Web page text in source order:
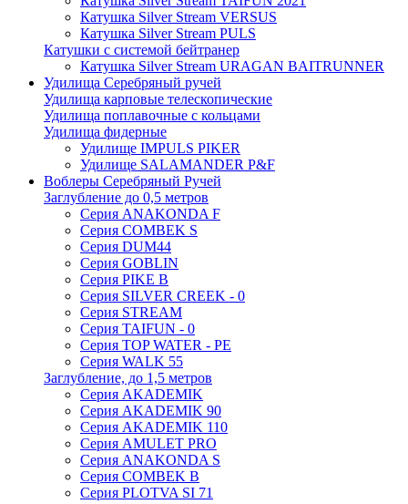
Катушка Silver Stream VERSUS
Катушка Silver Stream PULS
Катушки с системой бейтранер
Катушка Silver Stream URAGAN BAITRUNNER
Удилища Серебряный ручей
Удилища карповые телескопические
Удилища поплавочные с кольцами
Удилища фидерные
Удилище IMPULS PIKER
Удилище SALAMANDER P&F
Воблеры Серебряный Ручей
Заглубление до 0,5 метров
Серия ANAKONDA F
Серия COMBEK S
Серия DUM44
Серия GOBLIN
Серия PIKE B
Серия SILVER CREEK - 0
Серия STREAM
Серия TAIFUN - 0
Серия TOP WATER - PE
Серия WALK 55
Заглубление, до 1,5 метров
Серия AKADEMIK
Серия AKADEMIK 90
Серия AKADEMIK 110
Серия AMULET PRO
Серия ANAKONDA S
Серия COMBEK B
Серия PLOTVA SI 71